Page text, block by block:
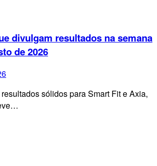
divulgam resultados na semana
de 2026
sólidos para Smart Fit e Axia,